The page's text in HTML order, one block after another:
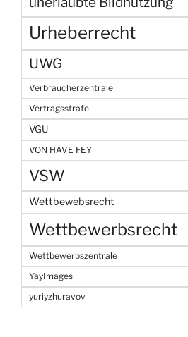
Urheberrecht
UWG
Verbraucherzentrale
Vertragsstrafe
VGU
VON HAVE FEY
VSW
Wettbewebsrecht
Wettbewerbsrecht
Wettbewerbszentrale
YayImages
yuriyzhuravov